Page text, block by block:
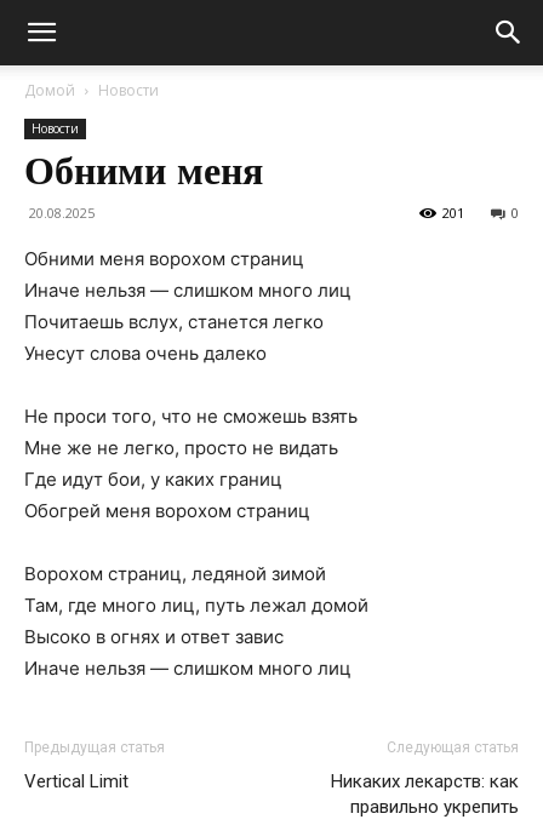
Домой Новости
Новости
Обними меня
20.08.2025 0
201
Обними меня ворохом страниц
Иначе нельзя — слишком много лиц
Почитаешь вслух, станется легко
Унесут слова очень далеко
Не проси того, что не сможешь взять
Мне же не легко, просто не видать
Где идут бои, у каких границ
Обогрей меня ворохом страниц
Ворохом страниц, ледяной зимой
Там, где много лиц, путь лежал домой
Высоко в огнях и ответ завис
Иначе нельзя — слишком много лиц
Предыдущая статья
Vertical Limit
Следующая статья
Никаких лекарств: как
правильно укрепить